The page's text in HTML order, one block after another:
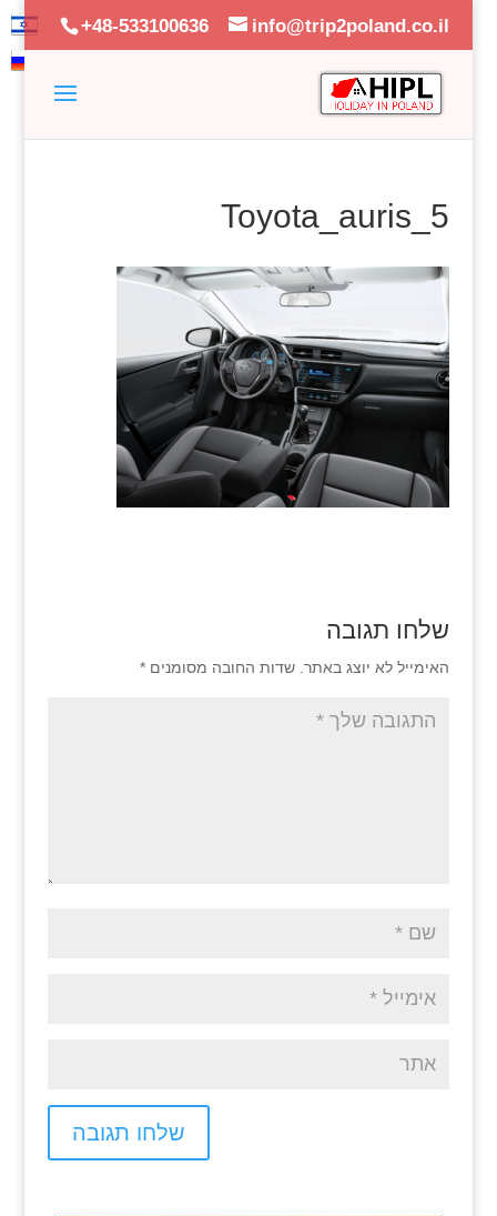
+48-533100636 info@trip2poland.co.il
Toyota_auris_5
שלחו תגובה
האימייל לא יוצג באתר. שדות החובה מסומנים *